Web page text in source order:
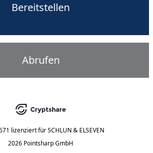
Bereitstellen
Abrufen
lizenziert fürSCHLUN & ELSEVEN
2026 Pointsharp GmbH